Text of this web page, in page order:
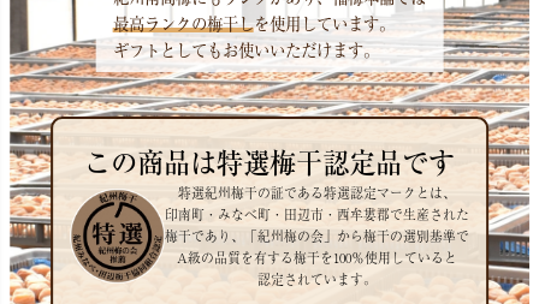
最高ランクの梅干しを使用しています。
ギフトとしてもお使いいただけます。
この商品は特選梅干認定品です
特選紀州梅干の証である特選認定マークとは、
印南町・みなべ町・田辺市・西牟婁郡で生産された
梅干であり、「紀州梅の会」から梅干の選別基準で
A級の品質を有する梅干を100％使用していると
認定されています。